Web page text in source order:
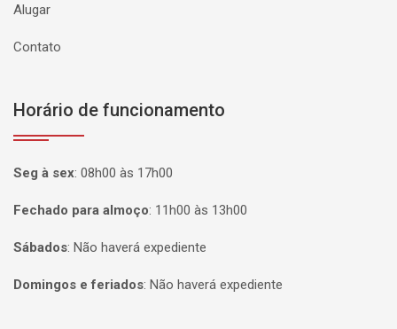
Alugar
Contato
Horário de funcionamento
Seg à sex: 08h00 às 17h00
Fechado para almoço: 11h00 às 13h00
Sábados: Não haverá expediente
Domingos e feriados: Não haverá expediente